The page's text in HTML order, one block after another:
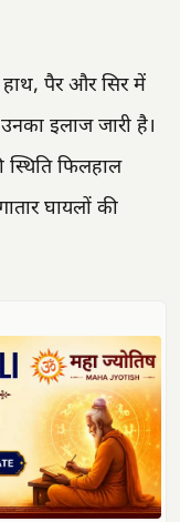
हाथ, पैर और सिर में
इलाज जारी है।
फिलहाल
घायलों की